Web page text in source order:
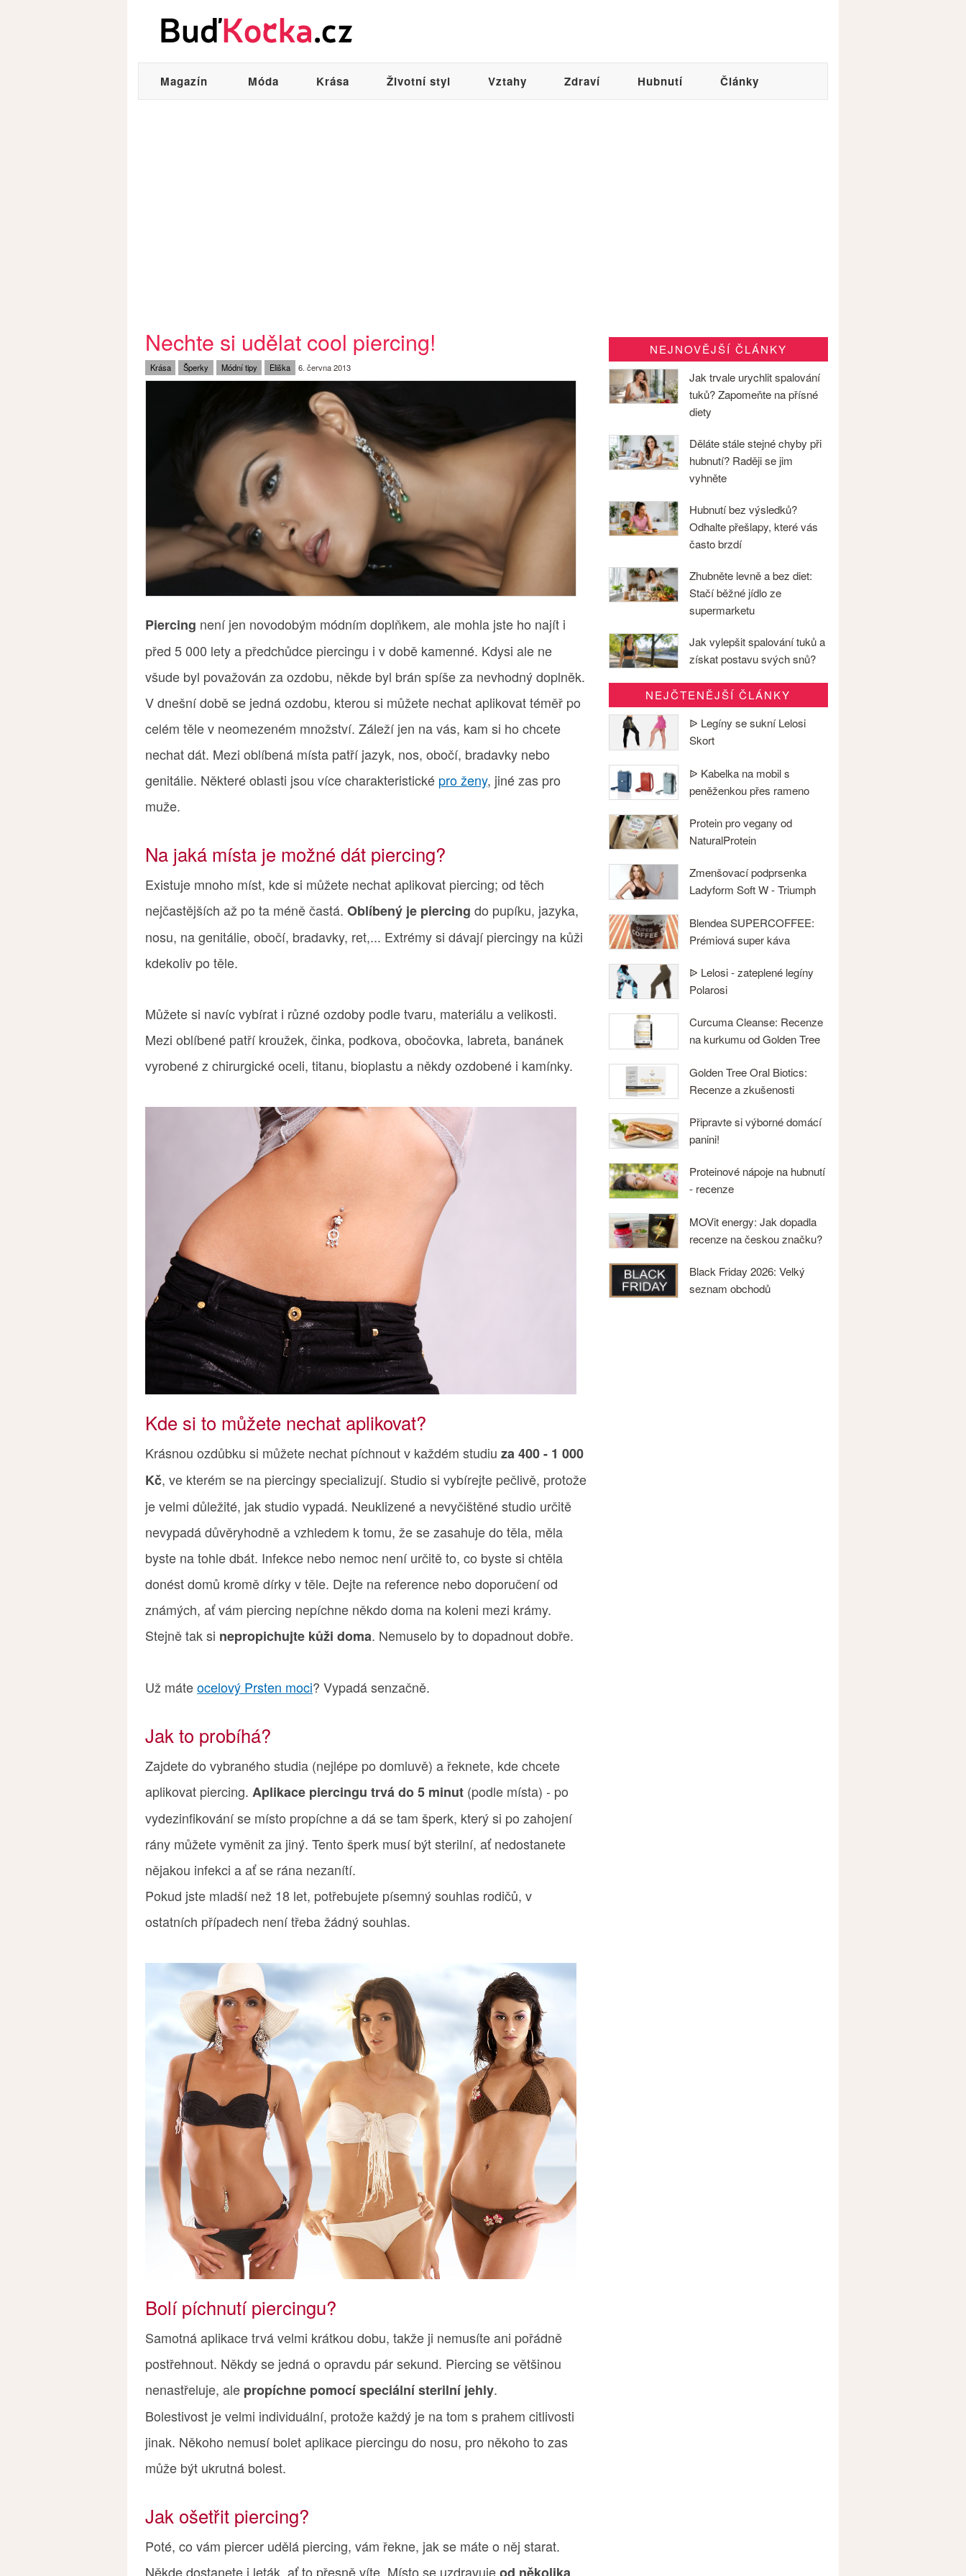
Magazín Móda Krása Životní styl Vztahy Zdraví Hubnutí Články
Nechte si udělat cool piercing!
Krása Šperky Módní tipy Eliška 6. června 2013
Piercing není jen novodobým módním doplňkem, ale mohla jste ho najít i
před 5 000 lety a předchůdce piercingu i v době kamenné. Kdysi ale ne
všude byl považován za ozdobu, někde byl brán spíše za nevhodný doplněk.
V dnešní době se jedná ozdobu, kterou si můžete nechat aplikovat téměř po
celém těle v neomezeném množství. Záleží jen na vás, kam si ho chcete
nechat dát. Mezi oblíbená místa patří jazyk, nos, obočí, bradavky nebo
genitálie. Některé oblasti jsou více charakteristické pro ženy, jiné zas pro
muže.
Na jaká místa je možné dát piercing?
Existuje mnoho míst, kde si můžete nechat aplikovat piercing; od těch
nejčastějších až po ta méně častá. Oblíbený je piercing do pupíku, jazyka,
nosu, na genitálie, obočí, bradavky, ret,... Extrémy si dávají piercingy na kůži
kdekoliv po těle.
Můžete si navíc vybírat i různé ozdoby podle tvaru, materiálu a velikosti.
Mezi oblíbené patří kroužek, činka, podkova, obočovka, labreta, banánek
vyrobené z chirurgické oceli, titanu, bioplastu a někdy ozdobené i kamínky.
Kde si to můžete nechat aplikovat?
Krásnou ozdůbku si můžete nechat píchnout v každém studiu za 400 - 1 000
Kč, ve kterém se na piercingy specializují. Studio si vybírejte pečlivě, protože
je velmi důležité, jak studio vypadá. Neuklizené a nevyčištěné studio určitě
nevypadá důvěryhodně a vzhledem k tomu, že se zasahuje do těla, měla
byste na tohle dbát. Infekce nebo nemoc není určitě to, co byste si chtěla
donést domů kromě dírky v těle. Dejte na reference nebo doporučení od
známých, ať vám piercing nepíchne někdo doma na koleni mezi krámy.
Stejně tak si nepropichujte kůži doma. Nemuselo by to dopadnout dobře.
Už máteocelový Prsten moci? Vypadá senzačně.
Jak to probíhá?
Zajdete do vybraného studia (nejlépe po domluvě) a řeknete, kde chcete
aplikovat piercing. Aplikace piercingu trvá do 5 minut (podle místa) - po
vydezinfikování se místo propíchne a dá se tam šperk, který si po zahojení
rány můžete vyměnit za jiný. Tento šperk musí být sterilní, ať nedostanete
nějakou infekci a ať se rána nezanítí.
Pokud jste mladší než 18 let, potřebujete písemný souhlas rodičů, v
ostatních případech není třeba žádný souhlas.
Bolí píchnutí piercingu?
Samotná aplikace trvá velmi krátkou dobu, takže ji nemusíte ani pořádně
postřehnout. Někdy se jedná o opravdu pár sekund. Piercing se většinou
nenastřeluje, ale propíchne pomocí speciální sterilní jehly.
Bolestivost je velmi individuální, protože každý je na tom s prahem citlivosti
jinak. Někoho nemusí bolet aplikace piercingu do nosu, pro někoho to zas
může být ukrutná bolest.
Jak ošetřit piercing?
Poté, co vám piercer udělá piercing, vám řekne, jak se máte o něj starat.
Někde dostanete i leták, ať to přesně víte. Místo se uzdravuje
NEJNOVĚJŠÍ ČLÁNKY
Jak trvale urychlit spalování
tuků? Zapomeňte na přísné
diety
Děláte stále stejné chyby při
hubnutí? Raději se jim
vyhněte
Hubnutí bez výsledků?
Odhalte přešlapy, které vás
často brzdí
Zhubněte levně a bez diet:
Stačí běžné jídlo ze
supermarketu
Jak vylepšit spalování tuků a
získat postavu svých snů?
NEJČTENĚJŠÍ ČLÁNKY
ᐉ Legíny se sukní Lelosi
Skort
ᐉ Kabelka na mobil s
peněženkou přes rameno
Protein pro vegany od
NaturalProtein
Zmenšovací podprsenka
Ladyform Soft W - Triumph
Blendea SUPERCOFFEE:
Prémiová super káva
ᐉ Lelosi - zateplené legíny
Polarosi
Curcuma Cleanse: Recenze
na kurkumu od Golden Tree
Golden Tree Oral Biotics:
Recenze a zkušenosti
Připravte si výborné domácí
panini!
Proteinové nápoje na hubnutí
- recenze
MOVit energy: Jak dopadla
recenze na českou značku?
Black Friday 2026: Velký
seznam obchodů